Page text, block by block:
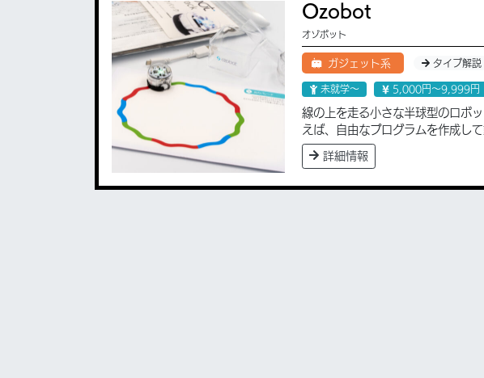
Ozobot
オゾボット
ガジェット系 タイプ解説
未就学〜 5,000円〜9,999円
線の上を走る小さな半球型のロボ
えば、自由なプログラムを作成し
詳細情報